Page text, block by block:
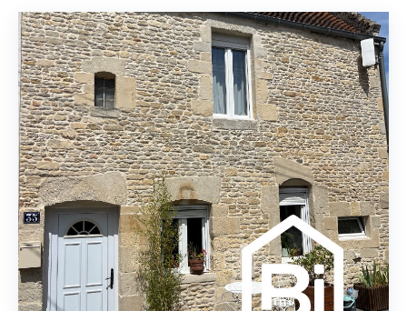
seconde chambre.Située à seulement 15 mn à pied de la plage,
cette maison conviendra aussi bien pour une résidence
principale que pour une maison de vacances. Une voie verte
pour les promenades à pied ou à vélo est accessible à quelques
pasUne belle opportunité à saisir dans une station balnéaire
recherchée !Cette annonce a été rédigée par Patricia BUTET
EI agent commercial RSAC CAEN 913 675
328Conformément à la réglementation Tracfin une pièce
d'identité sera demandée pour toute visite.Les informations sur
les risques auxquels ce bien est exposé sont disponibles sur le
site Géorisques : www.georisques.gouv.fr (3.90 % honoraires
TTC à la charge de l'acquéreur.) Patricia BUTET (EI) Agent
Commercial - Numéro RSAC : 913675328 - CAEN.